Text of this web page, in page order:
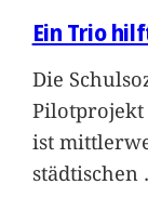
Ein Trio
Die
Pilotprojekt
ist
städtischen